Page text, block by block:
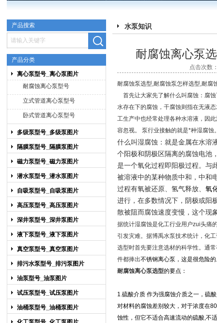
上海博禹泵业有限公司
产品搜索
产品分类
离心泵型号_离心泵图片
耐腐蚀离心泵型号
立式管道离心泵型号
卧式管道离心泵型号
多级泵型号_多级泵图片
隔膜泵型号_隔膜泵图片
磁力泵型号_磁力泵图片
潜水泵型号_潜水泵图片
自吸泵型号_自吸泵图片
高压泵型号_高压泵图片
深井泵型号_深井泵图片
液下泵型号_液下泵图片
真空泵型号_真空泵图片
排污水泵型号_排污泵图片
油泵型号_油泵图片
试压泵型号_试压泵图片
油桶泵型号_油桶泵图片
水泵知识
耐腐蚀离心泵
点击次数
耐腐蚀泵选型,耐腐蚀泵怎样选型,耐腐
首先让大家先了解什么叫腐蚀：腐
水存在下的腐蚀，干腐蚀则指在无液
工生产中也经常处理各种水溶液，因
容忽视。 泵行业接触的就是*种湿腐蚀
什么叫湿腐蚀：就是金属在水溶
个阳极和阴极区隔离的腐蚀电池
是一个氧化过程即阳极过程。与
被溶液中的某种物质中和，中和
过程有氧被还原、氢气释放、 氧
进行，在多数情况下，阴极或阳
散被阻而腐蚀速度变慢，这个现
据统计湿腐蚀是化工行业用户zui头痛
引发灾难。据博禹水泵技术统计，化
选型时首先要注意选材的科学性。通
件都捧出不锈钢离心泵，这是很危险
耐腐蚀离心泵选型的要点：
1.硫酸介质 作为强腐蚀介质之一，硫
对材料的腐蚀差别较大，对于浓度在
蚀性，但它不适合高速流动的硫酸,不